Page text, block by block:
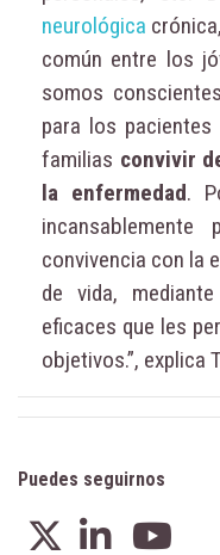
neurológica
común entre los
somos
para los
familias convivir
la enfermedad.
convivencia con la
de vida,
eficaces que les
objetivos.”, explica
Puedes seguirnos